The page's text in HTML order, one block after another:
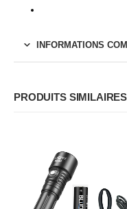
INFORMATIONS
PRODUITS SIMILAIRES